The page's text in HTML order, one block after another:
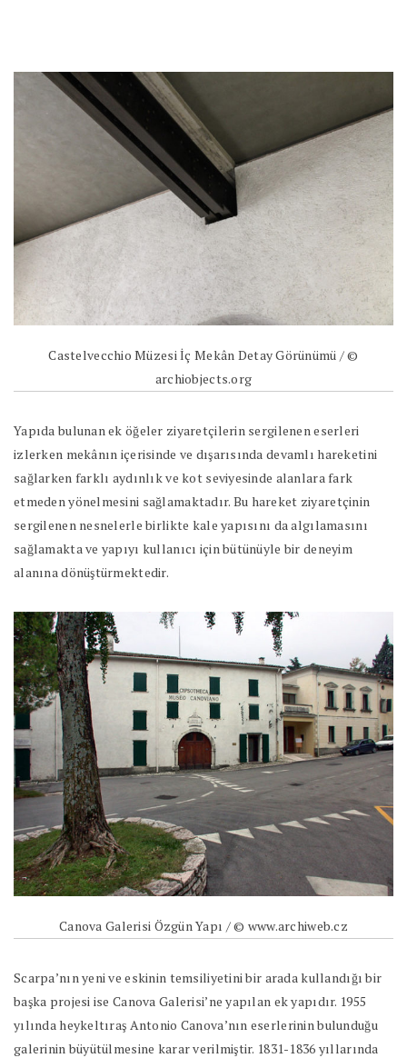
Castelvecchio Müzesi İç Mekân Detay Görünümü / ©
archiobjects.org
Yapıda bulunan ek öğeler ziyaretçilerin sergilenen eserleri
izlerken mekânın içerisinde ve dışarısında devamlı hareketini
sağlarken farklı aydınlık ve kot seviyesinde alanlara fark
etmeden yönelmesini sağlamaktadır. Bu hareket ziyaretçinin
sergilenen nesnelerle birlikte kale yapısını da algılamasını
sağlamakta ve yapıyı kullanıcı için bütünüyle bir deneyim
alanına dönüştürmektedir.
Canova Galerisi Özgün Yapı / © www.archiweb.cz
Scarpa’nın yeni ve eskinin temsiliyetini bir arada kullandığı bir
başka projesi ise Canova Galerisi’ne yapılan ek yapıdır. 1955
yılında heykeltıraş Antonio Canova’nın eserlerinin bulunduğu
galerinin büyütülmesine karar verilmiştir. 1831-1836 yıllarında